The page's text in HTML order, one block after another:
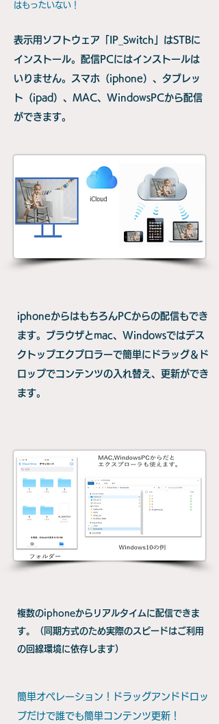
はもったいない！
表示用ソフトウェア「IP_Switch」はSTBに
インストール。配信PCにはインストールは
いりません。スマホ（iphone）、タブレッ
ト（ipad）、MAC、WindowsPCから配信
ができます。
iphoneからはもちろんPCからの配信もでき
ます。ブラウザとmac、Windowsではデス
クトップエクプロラーで簡単にドラッグ＆ド
ロップでコンテンツの入れ替え、更新ができ
ます。
複数のiphoneからリアルタイムに配信できま
す。（同期方式のため実際のスピードはご利用
の回線環境に依存します）
簡単オペレーション！ドラッグアンドドロッ
プだけで誰でも簡単コンテンツ更新！